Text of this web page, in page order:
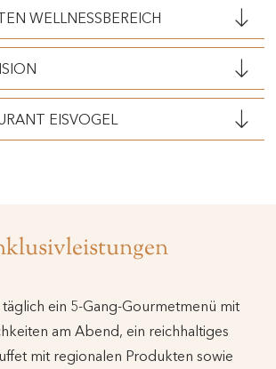
WELLNESSBEREICH
EISVOGEL
ein 5-Gang-Gourmetmenü mit
am Abend, ein reichhaltiges
mit regionalen Produkten sowie